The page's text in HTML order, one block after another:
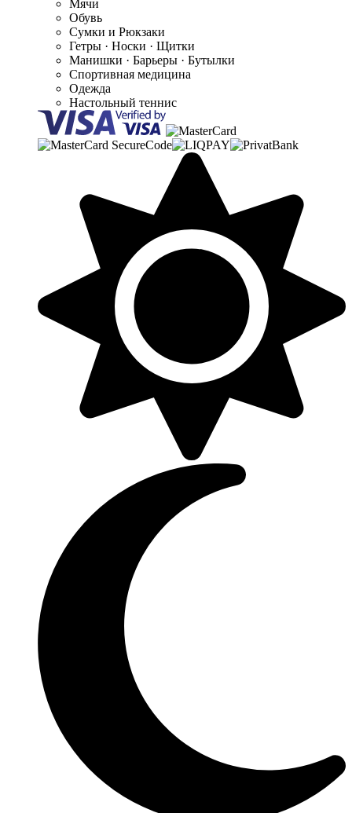
Мячи
Обувь
Сумки и Рюкзаки
Гетры · Носки · Щитки
Манишки · Барьеры · Бутылки
Спортивная медицина
Одежда
Настольный теннис